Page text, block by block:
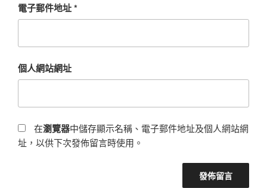
電子郵件地址*
個人網站網址
在瀏覽器中儲存顯示名稱、電子郵件地址及個人網站網
址，以供下次發佈留言時使用。